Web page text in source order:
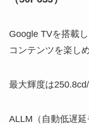
Google TVを搭載
コンテンツを楽し
最大輝度は
ALLM（自動低遅